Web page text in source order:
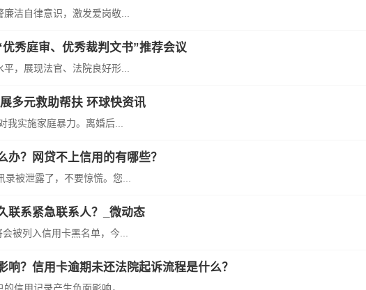
洁自律意识，激发爱岗敬...
秀庭审、优秀裁判文书”推荐会议
，展现法官、法院良好形...
多元救助帮扶 环球快资讯
我实施家庭暴力。离婚后...
？网贷不上信用的有哪些？
被泄露了，不要惊慌。您...
联系紧急联系人？_微动态
被列入信用卡黑名单，今...
响？信用卡逾期未还法院起诉流程是什么？